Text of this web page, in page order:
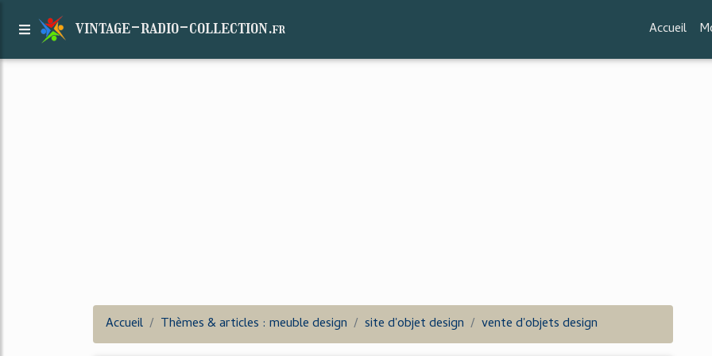
vintage-radio-collection.fr Accueil
Accueil Thèmes & articles : meuble design site d'objet design vente d'objets design